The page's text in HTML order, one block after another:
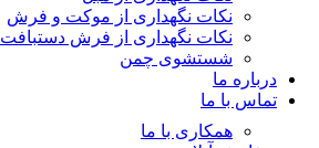
نکات نگهداری از موکت و فرش
نکات نگهداری از فرش دستبافت
شستشوی چمن
درباره ما
تماس با ما
همکاری با ما